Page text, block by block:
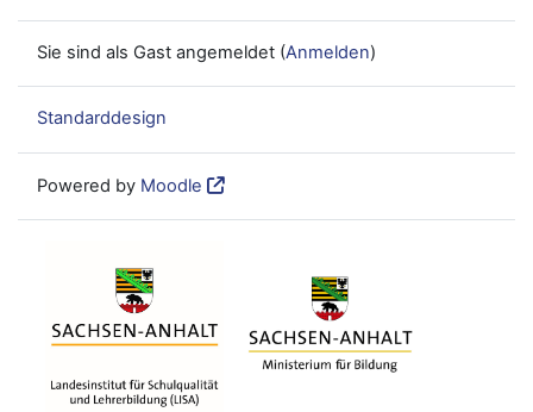
Sie sind als Gast angemeldet (Anmelden)
Standarddesign
Powered by Moodle